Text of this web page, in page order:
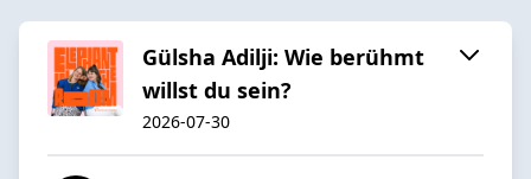
Gülsha Adilji: Wie berühmt
willst du sein?
2026-07-30